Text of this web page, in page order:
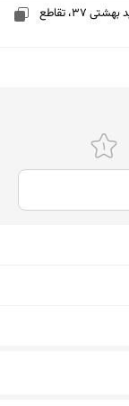
مشهد، بلوار شهید آوینی، آوینی 41، شهید بهشتی، شهید بهشتی 37، تقاطع